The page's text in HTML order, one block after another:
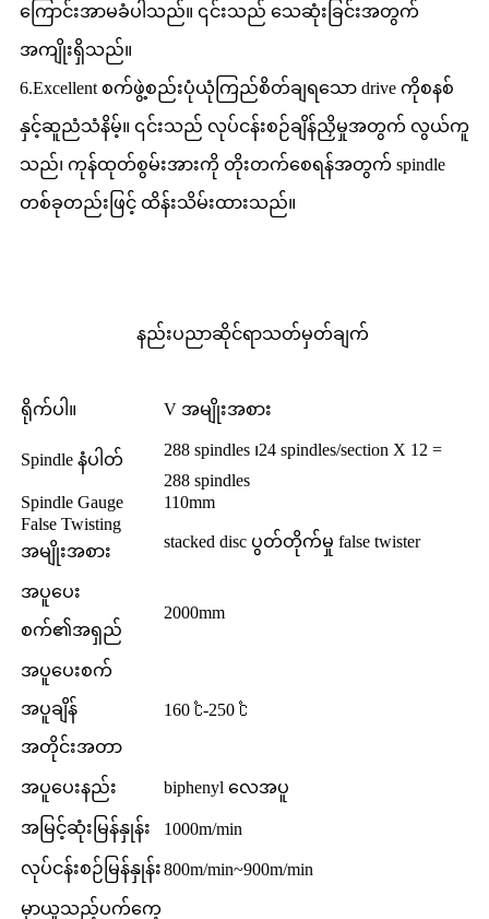
ကြောင်းအာမခံပါသည်။ ၎င်းသည် သေဆုံးခြင်းအတွက်
အကျိုးရှိသည်။
6.Excellent စက်ဖွဲ့စည်းပုံယုံကြည်စိတ်ချရသော drive ကိုစနစ်
နှင့်ဆူညံသံနိမ့်။ ၎င်းသည် လုပ်ငန်းစဉ်ချိန်ညှိမှုအတွက် လွယ်ကူ
သည်၊ ကုန်ထုတ်စွမ်းအားကို တိုးတက်စေရန်အတွက် spindle
တစ်ခုတည်းဖြင့် ထိန်းသိမ်းထားသည်။
နည်းပညာဆိုင်ရာသတ်မှတ်ချက်
ရိုက်ပါ။ V အမျိုးအစား
Spindle နံပါတ်
288 spindles ၊24 spindles/section X 12 =
288 spindles
Spindle Gauge
110mm
False Twisting
အမျိုးအစား
stacked disc ပွတ်တိုက်မှု false twister
အပူပေး
စက်၏အရှည်
2000mm
အပူပေးစက်
အပူချိန်
အတိုင်းအတာ
160 ℃-250 ℃
အပူပေးနည်း biphenyl လေအပူ
အမြင့်ဆုံးမြန်နှုန်း 1000m/min
လုပ်ငန်းစဉ်မြန်နှုန်း800m/min~900m/min
မှာယူသည့်ပက်ကေ့